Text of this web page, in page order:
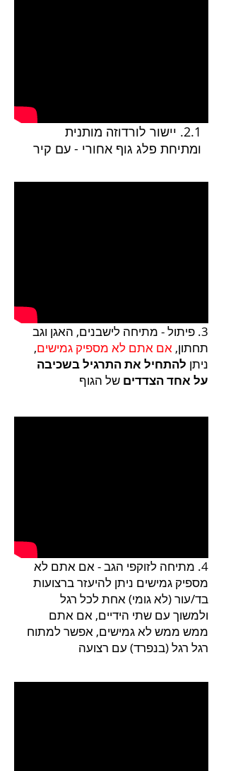
2.1. יישור לורדוזה מותנית
ומתיחת פלג גוף אחורי - עם קיר
3. פיתול - מתיחה לישבנים, האגן וגב
תחתון, אם אתם לא מספיק גמישים,
ניתן להתחיל את התרגיל בשכיבה
על אחד הצדדים של הגוף
4. מתיחה לזוקפי הגב - אם אתם לא
מספיק גמישים ניתן להיעזר ברצועות
בד/עור (לא גומי) אחת לכל רגל
ולמשוך עם שתי הידיים, אם אתם
ממש ממש לא גמישים, אפשר למתוח
רגל רגל (בנפרד) עם רצועה